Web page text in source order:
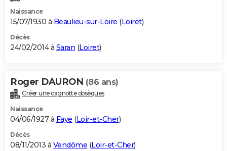
Naissance
15/07/1930 à Beaulieu-sur-Loire (Loiret)
Décès
24/02/2014 à Saran (Loiret)
Roger DAURON (86 ans)
Créer une cagnotte obsèques
Naissance
04/06/1927 à Faye (Loir-et-Cher)
Décès
08/11/2013 à Vendôme (Loir-et-Cher)